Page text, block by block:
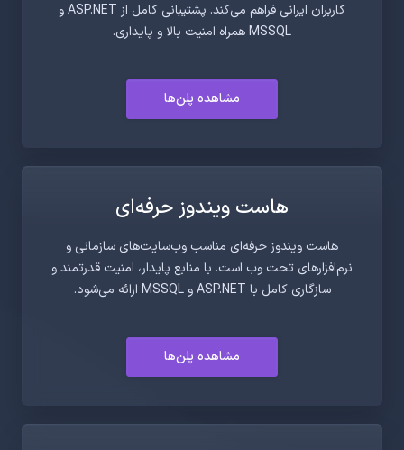
کاربران ایرانی فراهم می‌کند. پشتیبانی کامل از ASP.NET و
MSSQL همراه امنیت بالا و پایداری.
مشاهده پلن‌ها
هاست ویندوز حرفه‌ای
هاست ویندوز حرفه‌ای مناسب وب‌سایت‌های سازمانی و
نرم‌افزارهای تحت وب است. با منابع پایدار، امنیت قدرتمند و
سازگاری کامل با ASP.NET و MSSQL ارائه می‌شود.
مشاهده پلن‌ها